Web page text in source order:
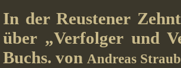
In der Reustener
über „Verfolger und
Buchs. von Andreas Straub